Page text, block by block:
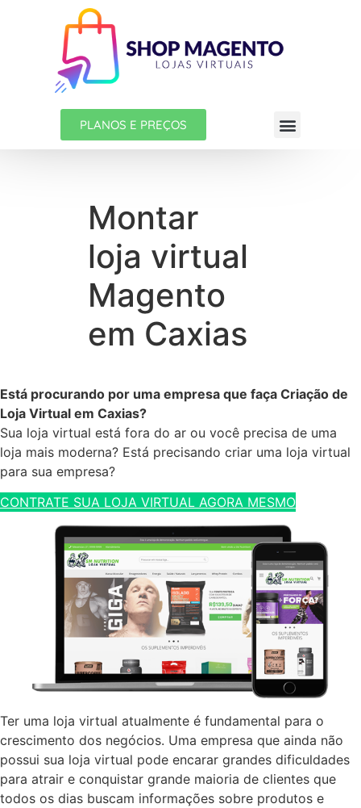
PLANOS E PREÇOS
Montar
loja virtual
Magento
em Caxias
Está procurando por uma empresa que faça Criação de
Loja Virtual em Caxias?
Sua loja virtual está fora do ar ou você precisa de uma
loja mais moderna? Está precisando criar uma loja virtual
para sua empresa?
CONTRATE SUA LOJA VIRTUAL AGORA MESMO
Ter uma loja virtual atualmente é fundamental para o
crescimento dos negócios. Uma empresa que ainda não
possui sua loja virtual pode encarar grandes dificuldades
para atrair e conquistar grande maioria de clientes que
todos os dias buscam informações sobre produtos e